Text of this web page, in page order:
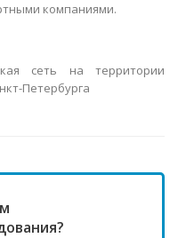
компаниями.
сеть на территории
Петербурга